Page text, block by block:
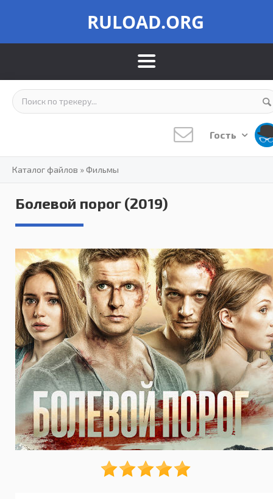
RULOAD.ORG
Гость
Каталог файлов »Фильмы
Болевой порог (2019)